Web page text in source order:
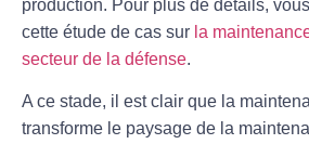
production. Pour plus de détails,
cette étude de cas sur la
secteur de la défense.
A ce stade, il est clair que la
transforme le paysage de la